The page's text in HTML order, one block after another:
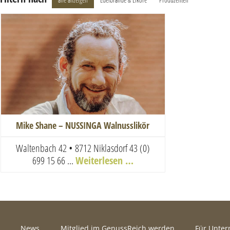
Mike Shane – NUSSINGA Walnusslikör
Waltenbach 42 • 8712 Niklasdorf43 (0)
699 15 66 ...Weiterlesen …